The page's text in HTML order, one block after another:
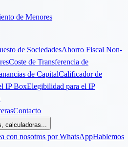
de Menores
de SociedadesAhorro Fiscal Non-
Coste de Transferencia de
de CapitalCalificador de
IP BoxElegibilidad para el IP
Contacto
calculadoras...
con nosotros por WhatsAppHablemos